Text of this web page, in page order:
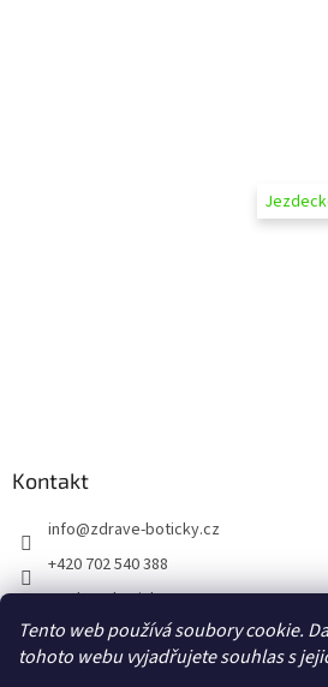
Tento web používá soubory cookie.
tohoto webu vyjadřujete souhlas s
Kontakt
info@zdrave-boticky.cz
+420 702 540 388
@zdraveboticky
zdraveboticky